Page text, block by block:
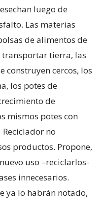
luego de
Las materias
de alimentos de
transportar tierra, las
construyen cercos, los
los potes de
de
mismos potes con
Reciclador no
productos. Propone,
uso –reciclarlos-
innecesarios.
ya lo habrán notado,